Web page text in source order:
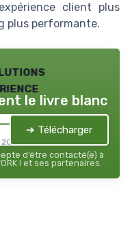
client plus
plus performante.
le livre blanc
➔ Télécharger
d’être contacté(e) à
! et ses partenaires.